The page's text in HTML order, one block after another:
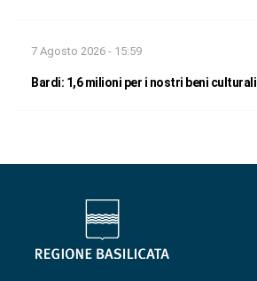
7 Agosto 2026 - 15:59
Bardi: 1,6 milioni per i nostri beni culturali